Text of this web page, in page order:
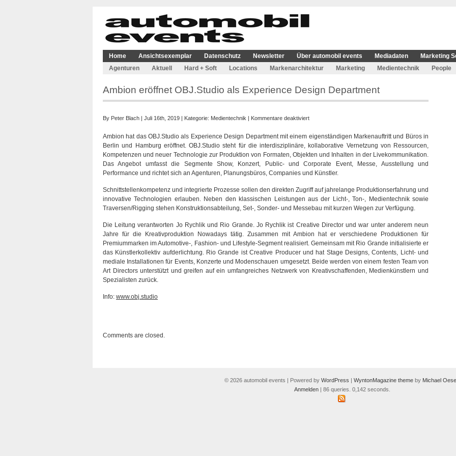
Home Ansichtsexemplar Datenschutz Newsletter Über automobil events Mediadaten
Marketing
Agenturen
Aktuell Hard + Soft Locations Markenarchitektur Marketing Medientechnik People
Ambion eröffnet OBJ.Studio als Experience Design Department
By Peter Blach | Juli 16th, 2019 | Kategorie: Medientechnik | Kommentare deaktiviertfür
eröffnet
OBJ.Studio
als
Experience
Design
Ambion hat das OBJ.Studio als Experience Design Department mit einem eigenständigen Markenauftritt und Büros in
Berlin und Hamburg eröffnet. OBJ.Studio steht für die interdisziplinäre, kollaborative Vernetzung von Ressourcen,
Kompetenzen und neuer Technologie zur Produktion von Formaten, Objekten und Inhalten in der Livekommunikation.
Das Angebot umfasst die Segmente Show, Konzert, Public- und Corporate Event, Messe, Ausstellung und
Performance und richtet sich an Agenturen, Planungsbüros, Companies und Künstler.
Schnittstellenkompetenz und integrierte Prozesse sollen den direkten Zugriff auf jahrelange Produktionserfahrung und
innovative Technologien erlauben. Neben den klassischen Leistungen aus der Licht-, Ton-, Medientechnik sowie
Traversen/Rigging stehen Konstruktionsabteilung, Set-, Sonder- und Messebau mit kurzen Wegen zur Verfügung.
Die Leitung verantworten Jo Rychlik und Rio Grande. Jo Rychlik ist Creative Director und war unter anderem neun
Jahre für die Kreativproduktion Nowadays tätig. Zusammen mit Ambion hat er verschiedene Produktionen für
Premiummarken im Automotive-, Fashion- und Lifestyle-Segment realisiert. Gemeinsam mit Rio Grande initialisierte er
das Künstlerkollektiv aufderlichtung. Rio Grande ist Creative Producer und hat Stage Designs, Contents, Licht- und
mediale Installationen für Events, Konzerte und Modenschauen umgesetzt. Beide werden von einem festen Team von
Art Directors unterstützt und greifen auf ein umfangreiches Netzwerk von Kreativschaffenden, Medienkünstlern und
Spezialisten zurück.
Info: www.obj.studio
Comments are closed.
© 2026 automobil events | Powered by WordPress | WyntonMagazine theme by Michael
Anmelden| 86 queries. 0,142 seconds.